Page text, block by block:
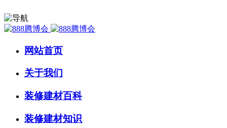
网站首页
关于我们
装修建材百科
装修建材知识